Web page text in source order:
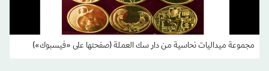
مجموعة ميداليات نحاسية من دار سك العملة (صفحتها على «فيسبوك»)